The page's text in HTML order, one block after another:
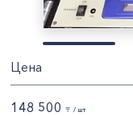
Цена
148 500 〒 / шт